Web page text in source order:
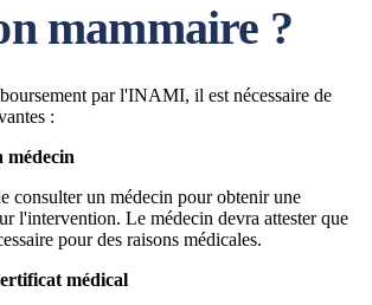
mammaire ?
par l'INAMI, il est nécessaire de
:
médecin
consulter un médecin pour obtenir une
l'intervention. Le médecin devra attester que
pour des raisons médicales.
médical